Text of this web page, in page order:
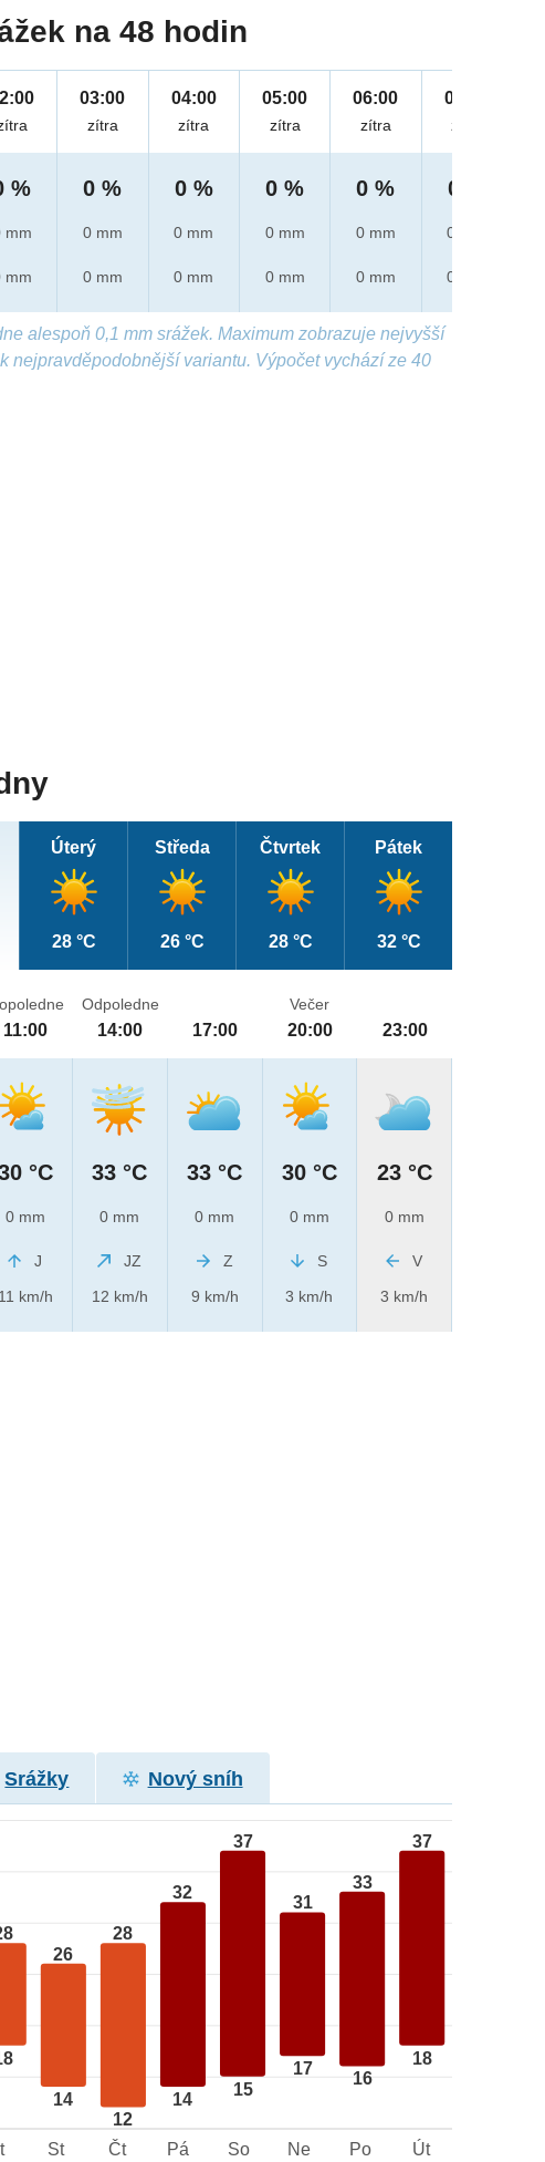
na 48 hodin
%
mm
mm
03:00
zítra
0 %
0 mm
0 mm
04:00
zítra
0 %
0 mm
0 mm
05:00
zítra
0 %
0 mm
0 mm
06:00
zítra
0 %
0 mm
0 mm
07:00
zítra
0 %
0 mm
0 mm
alespoň 0,1 mm srážek. Maximum zobrazuje nejvyšší
nejpravděpodobnější variantu. Výpočet vychází ze 40
Úterý
28 °C
Středa
26 °C
Čtvrtek
28 °C
Pátek
32 °C
11:00
°C
0 mm
J
11 km/h
Odpoledne
14:00
33 °C
0 mm
JZ
12 km/h
17:00
33 °C
0 mm
Z
9 km/h
Večer
20:00
30 °C
0 mm
S
3 km/h
23:00
23 °C
0 mm
V
3 km/h
Srážky Nový sníh
26
14
28
12
32
14
37
15
31
17
33
16
37
18
St Čt Pá So Ne Po Út